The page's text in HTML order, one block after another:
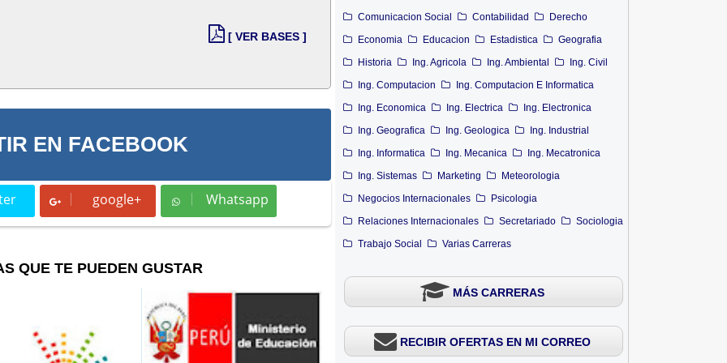
Comunicacion Social
Contabilidad
Derecho
Economia
Educacion Estadistica
Geografia
Historia
Ing. Agricola Ing. Ambiental
Ing. Civil
Ing. Computacion
Ing. Computacion E Informatica
Ing. Economica
Ing. Electrica
Ing. Electronica
Ing. Geografica
Ing. Geologica
Ing. Industrial
Ing. Informatica
Ing. Mecanica
Ing. Mecatronica
Ing. Sistemas
Marketing
Meteorologia
Negocios Internacionales
Psicologia
Relaciones Internacionales
Secretariado
Sociologia
Trabajo Social
Varias Carreras
MÁS CARRERAS
RECIBIR OFERTAS EN MI CORREO
[ VER BASES ]
EN FACEBOOK
google+ Whatsapp
Whatsapp
QUE TE PUEDEN GUSTAR